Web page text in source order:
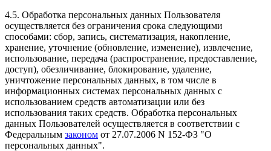
4.5. Обработка персональных данных Пользователя
осуществляется без ограничения срока следующими
способами: сбор, запись, систематизация, накопление,
хранение, уточнение (обновление, изменение), извлечение,
использование, передача (распространение, предоставление,
доступ), обезличивание, блокирование, удаление,
уничтожение персональных данных, в том числе в
информационных системах персональных данных с
использованием средств автоматизации или без
использования таких средств. Обработка персональных
данных Пользователей осуществляется в соответствии с
Федеральным законом от 27.07.2006 N 152-ФЗ "О
персональных данных".